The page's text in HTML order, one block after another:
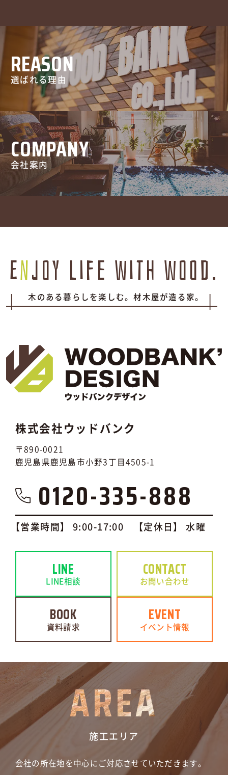
REASON
選ばれる理由
COMPANY
会社案内
Enjoy life with wood.
木のある暮らしを楽しむ。材木屋が造る家。
株式会社ウッドバンク
〒890-0021
鹿児島県鹿児島市小野3丁目4505-1
0120-335-888
【営業時間】 9:00-17:00 【定休日】 水曜
LINE
LINE相談
CONTACT
お問い合わせ
BOOK
資料請求
EVENT
イベント情報
AREA
施工エリア
会社の所在地を中心にご対応させていただきます。